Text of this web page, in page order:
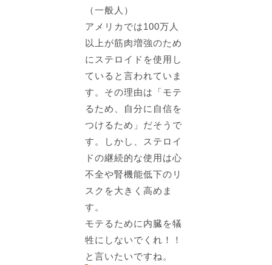
（一般人）
アメリカでは100万人
以上が筋肉増強のため
にステロイドを使用し
ている と言われていま
す。その理由は「モテ
るため、自分に自信を
つけるため」 だそうで
す。しかし、ステロイ
ドの継続的な使用は心
不全や腎機能低下のリ
スクを大きく高めま
す。
モテるために内臓を犠
牲にしないでくれ！！
と言いたいですね。